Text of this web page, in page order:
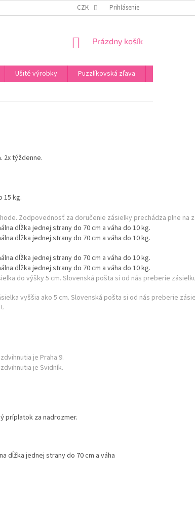
OCHRANY OSOBNÝCH ÚDAJOV PREHLÁSENIA
CZK Prihlásenie
NÁKUPNÝ
Prázdny košík
Ušité výrobky Puzzlíkovská zľava
2x týždenne.
15 kg.
Zodpovednosť za doručenie zásielky prechádza plne na
dĺžka jednej strany do 70 cm a váha do 10 kg.
dĺžka jednej strany do 70 cm a váha do 10 kg.
dĺžka jednej strany do 70 cm a váha do 10 kg.
dĺžka jednej strany do 70 cm a váha do 10 kg.
do výšky 5 cm. Slovenská pošta si od nás preberie
vyššia ako 5 cm. Slovenská pošta si od nás preberie
je Praha 9.
je Svidník.
príplatok za nadrozmer.
dĺžka jednej strany do 70 cm a váha